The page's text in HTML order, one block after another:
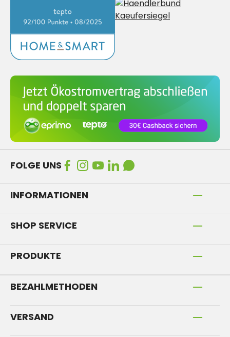
FOLGE UNS
INFORMATIONEN
SHOP SERVICE
PRODUKTE
BEZAHLMETHODEN
VERSAND